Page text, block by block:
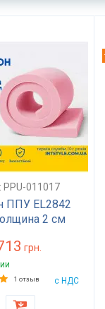
PPU-011017
ППУ EL2842
2 см
жесткий
топпера,
грн.
1 отзыв с НДС